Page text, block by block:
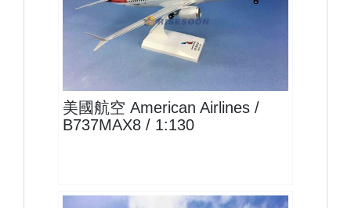
AAL13B73M801
美國航空 American Airlines /
B737MAX8 / 1:130